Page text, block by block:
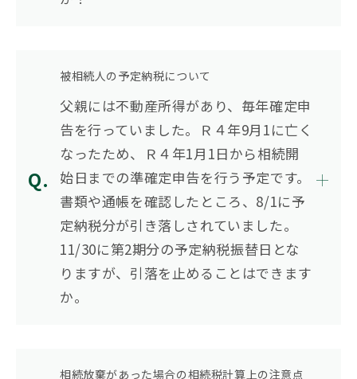
被相続人の予定納税について
父親には不動産所得があり、毎年確定申
告を行っていました。Ｒ４年9月1に亡く
なったため、Ｒ４年1月1日から相続開
始日までの準確定申告を行う予定です。
書類や通帳を確認したところ、8/1に予
定納税分が引き落しされていました。
11/30に第2期分の予定納税振替日とな
りますが、引落を止めることはできます
か。
相続放棄があった場合の相続税計算上の注意点